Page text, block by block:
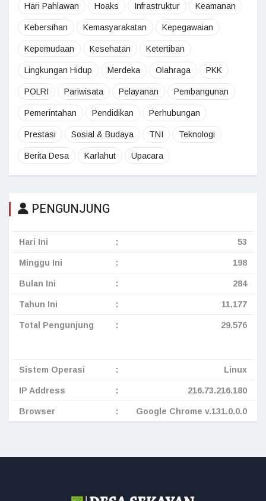
Hari Pahlawan Hoaks Infrastruktur Keamanan
Kebersihan Kemasyarakatan Kepegawaian
Kepemudaan Kesehatan Ketertiban
Lingkungan Hidup Merdeka Olahraga PKK
POLRI Pariwisata Pelayanan Pembangunan
Pemerintahan Pendidikan Perhubungan
Prestasi Sosial & Budaya TNI Teknologi
Berita Desa Karlahut Upacara
PENGUNJUNG
Hari Ini : 53
Minggu Ini : 198
Bulan Ini : 284
Tahun Ini : 11.177
Total Pengunjung : 29.576
Sistem Operasi : Linux
IP Address : 216.73.216.180
Browser : Google Chrome v.131.0.0.0